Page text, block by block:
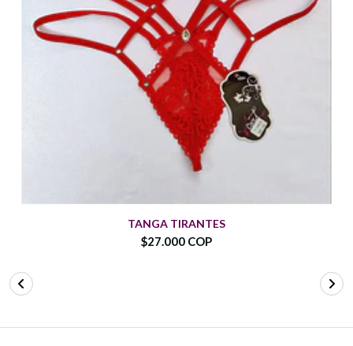
TANGA TIRANTES
$27.000 COP